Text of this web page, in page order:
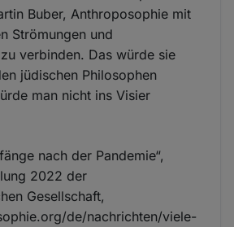
Buber, Anthroposophie mit
Strömungen und
verbinden. Das würde sie
jüdischen Philosophen
man nicht ins Visier
nach der Pandemie“,
2022 der
Gesellschaft,
de/nachrichten/viele-